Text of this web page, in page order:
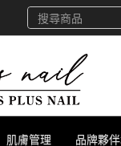
肌膚管理 品牌夥